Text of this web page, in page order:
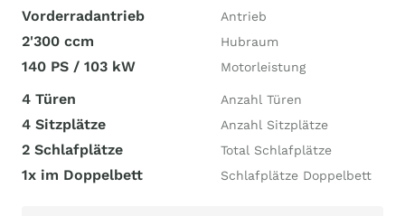
Vorderradantrieb Antrieb
2'300 ccm Hubraum
140 PS / 103 kW Motorleistung
4 Türen Anzahl Türen
4 Sitzplätze Anzahl Sitzplätze
2 Schlafplätze Total Schlafplätze
1x im Doppelbett Schlafplätze Doppelbett